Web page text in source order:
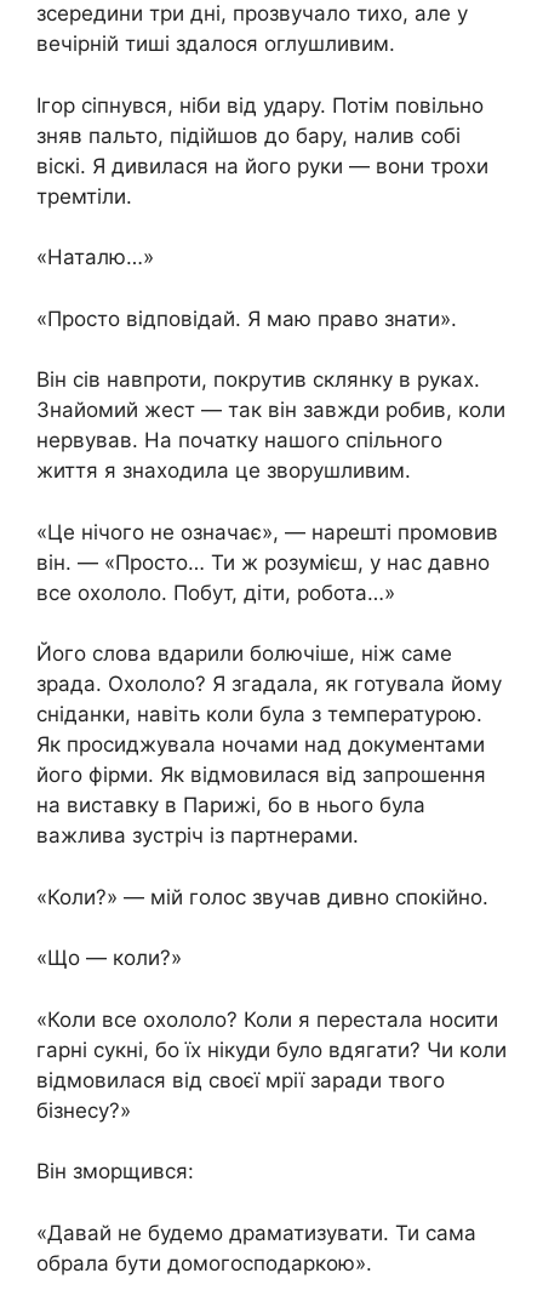
зсередини три дні, прозвучало тихо, але у
вечірній тиші здалося оглушливим.
Ігор сіпнувся, ніби від удару. Потім повільно
зняв пальто, підійшов до бару, налив собі
віскі. Я дивилася на його руки — вони трохи
тремтіли.
«Наталю…»
«Просто відповідай. Я маю право знати».
Він сів навпроти, покрутив склянку в руках.
Знайомий жест — так він завжди робив, коли
нервував. На початку нашого спільного
життя я знаходила це зворушливим.
«Це нічого не означає», — нарешті промовив
він. — «Просто… Ти ж розумієш, у нас давно
все охололо. Побут, діти, робота…»
Його слова вдарили болючіше, ніж саме
зрада. Охололо? Я згадала, як готувала йому
сніданки, навіть коли була з температурою.
Як просиджувала ночами над документами
його фірми. Як відмовилася від запрошення
на виставку в Парижі, бо в нього була
важлива зустріч із партнерами.
«Коли?» — мій голос звучав дивно спокійно.
«Що — коли?»
«Коли все охололо? Коли я перестала носити
гарні сукні, бо їх нікуди було вдягати? Чи коли
відмовилася від своєї мрії заради твого
бізнесу?»
Він зморщився:
«Давай не будемо драматизувати. Ти сама
обрала бути домогосподаркою».